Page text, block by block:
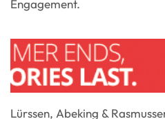
Engagement.
Lürssen, Abeking &